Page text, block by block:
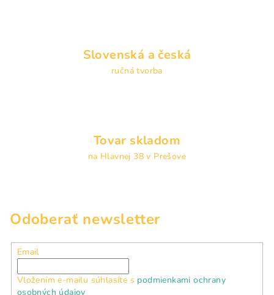
u
Slovenská a česká
ručná tvorba
Tovar skladom
na Hlavnej 38 v Prešove
Odoberať newsletter
Email
Vložením e-mailu súhlasíte s podmienkami ochrany
osobných údajov